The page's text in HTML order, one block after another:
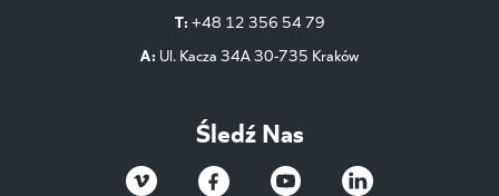
T: +48 12 356 54 79
A: Ul. Kacza 34A 30-735 Kraków
Śledź Nas